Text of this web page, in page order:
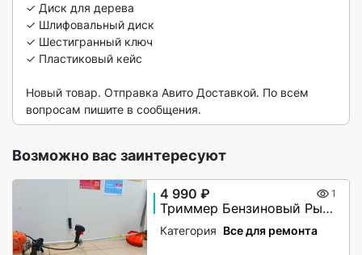
✓ Диск для дерева
✓ Шлифовальный диск
✓ Шестигранный ключ
✓ Пластиковый кейс
Новый товар. Отправка Авито Доставкой. По всем
вопросам пишите в сообщения.
Возможно вас заинтересуют
4 990 ₽ 1
Триммер Бензиновый Рысь БТР 52
Категория Все для ремонта